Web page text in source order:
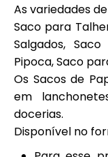
As variedades
Saco para
Salgados,
Pipoca, Saco
Os Sacos de
em
docerias.
Disponível no